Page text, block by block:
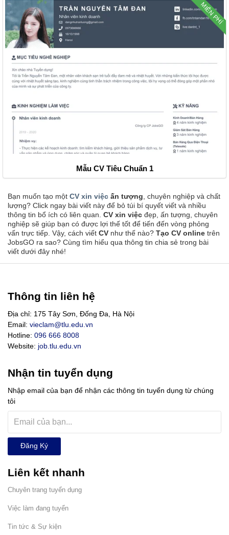
MIỄN PHÍ
Mẫu CV Tiêu Chuẩn 1
Bạn muốn tạo một CV xin việc ấn tượng , chuyên nghiệp và chất
lượng? Click ngay bài viết này để bỏ túi bí quyết viết và nhiều
thông tin bổ ích có liên quan. CV xin việc đẹp, ấn tượng, chuyên
nghiệp sẽ giúp bạn có được lợi thế tốt để tiến đến vòng phỏng
vấn trực tiếp. Vậy, cách viết CV như thế nào? Tạo CV online trên
JobsGO ra sao? Cùng tìm hiểu qua thông tin chia sẻ trong bài
viết dưới đây nhé!
Thông tin liên hệ
Địa chỉ: 175 Tây Sơn, Đống Đa, Hà Nội
Email: vieclam@tlu.edu.vn
Hotline: 096 666 8008
Website: job.tlu.edu.vn
Nhận tin tuyển dụng
Nhập email của bạn để nhận các thông tin tuyển dụng từ chúng
tôi
Đăng Ký
Liên kết nhanh
Chuyên trang tuyển dụng
Việc làm đang tuyển
Tin tức & Sự kiện